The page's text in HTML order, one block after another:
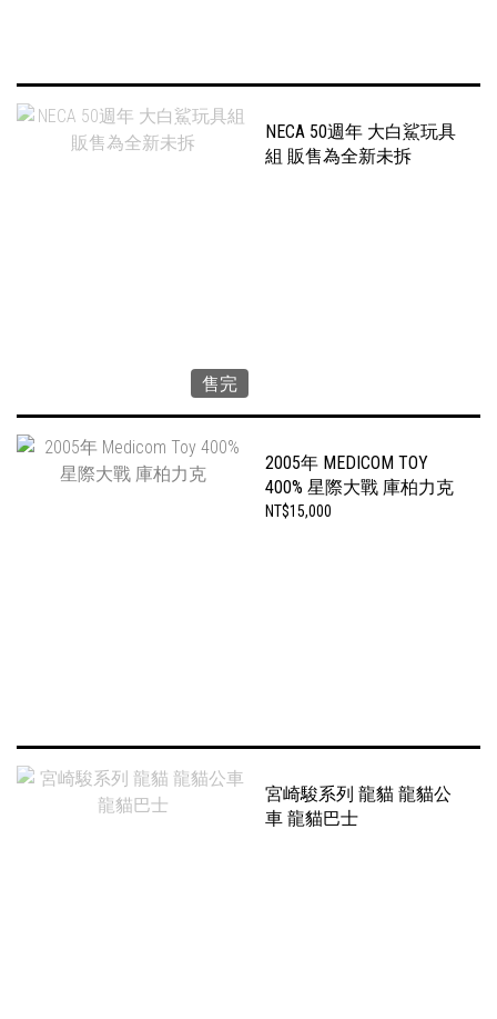
售完
NECA 50週年 大白鯊玩具
組 販售為全新未拆
2005年 MEDICOM TOY
400% 星際大戰 庫柏力克
NT$15,000
宮崎駿系列 龍貓 龍貓公
車 龍貓巴士